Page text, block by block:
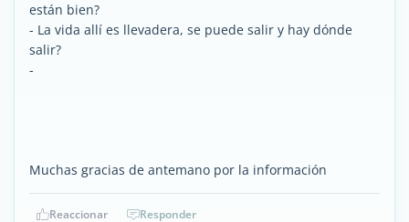
están bien?
- La vida allí es llevadera, se puede salir y hay dónde
salir?
-
Muchas gracias de antemano por la información
Reaccionar Responder